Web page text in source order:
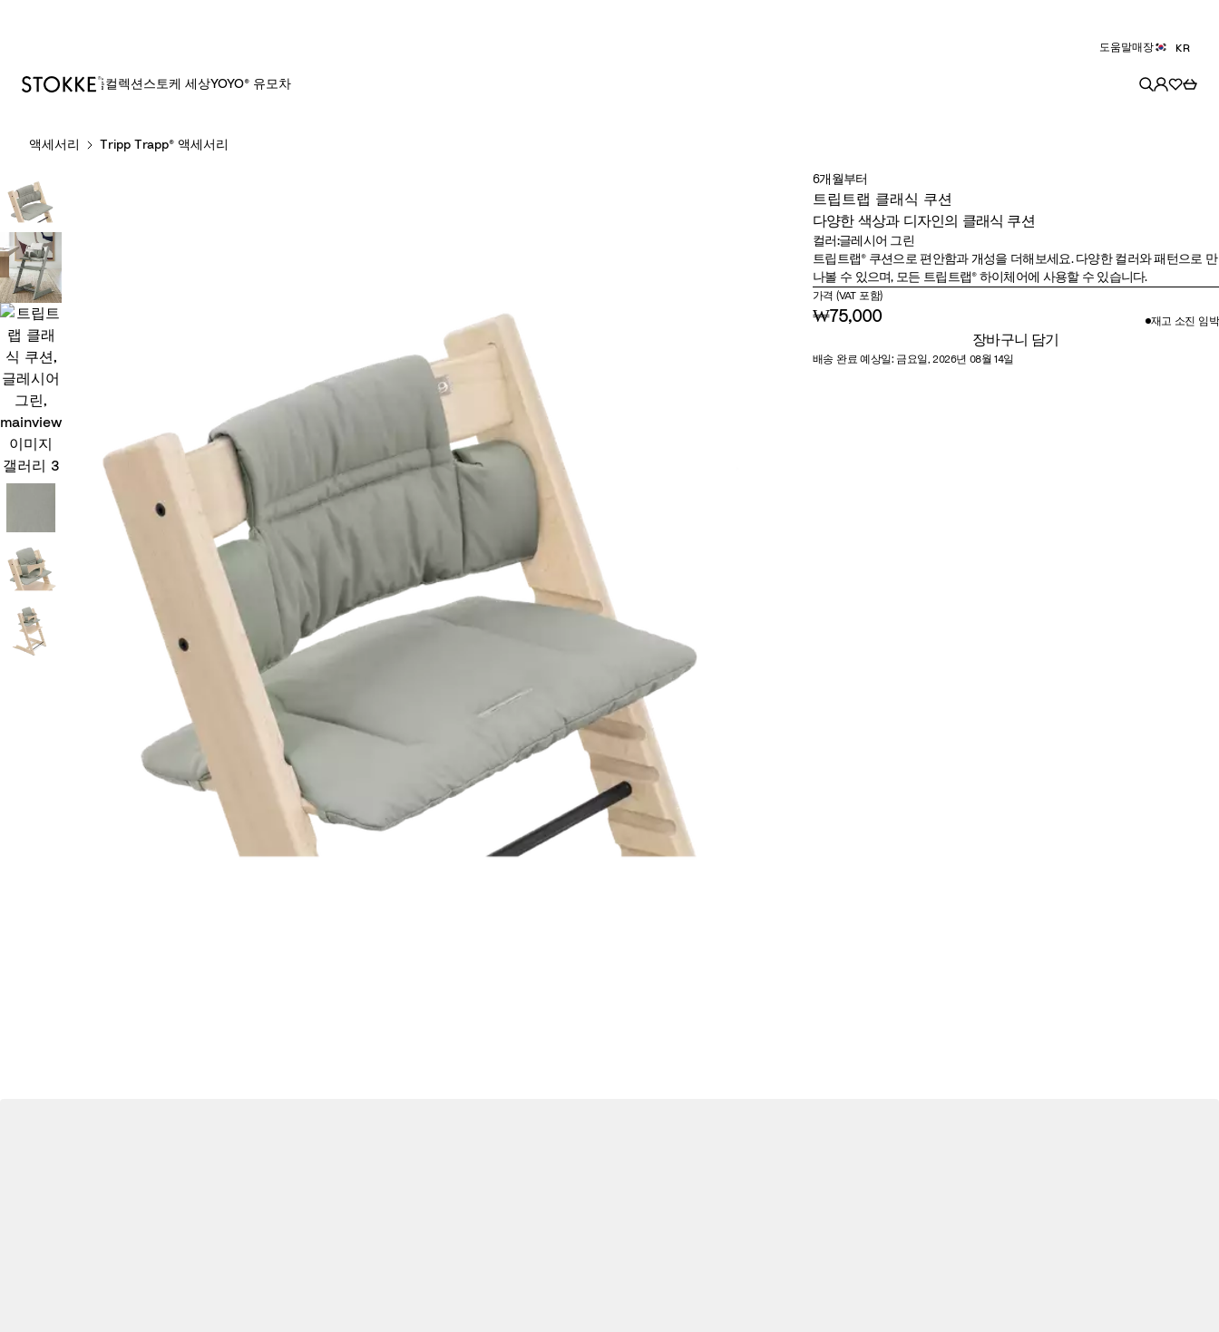
C
o
n
도움말매장 KR
제품컬렉션 스토케 세상YOYO® 유모차
액세서리 Tripp Trapp® 액세서리
6개월부터
트립트랩 클래식 쿠션
다양한 색상과 디자인의 클래식 쿠션
컬러 :글레시어 그린
컬러
소
울
시
스
스
타
실
버
글
레
시
어
린
트립트랩® 쿠션으로 편안함과 개성을 더해보세요. 다양한 컬러와 패턴으로 만
나볼 수 있으며, 모든 트립트랩® 하이체어에 사용할 수 있습니다.
가격 (VAT 포함)
₩75,000 재고 소진 임박​
장바구니 담기
배송 완료 예상일: 금요일, 2026년 08월 14일